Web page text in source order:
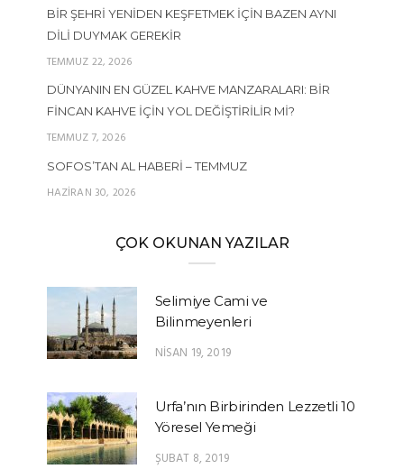
BIR ŞEHRI YENIDEN KEŞFETMEK İÇIN BAZEN AYNI
DILI DUYMAK GEREKIR
TEMMUZ 22, 2026
DÜNYANIN EN GÜZEL KAHVE MANZARALARI: BIR
FINCAN KAHVE İÇIN YOL DEĞIŞTIRILIR MI?
TEMMUZ 7, 2026
SOFOS’TAN AL HABERI – TEMMUZ
HAZIRAN 30, 2026
ÇOK OKUNAN YAZILAR
Selimiye Cami ve
Bilinmeyenleri
NISAN 19, 2019
Urfa’nın Birbirinden Lezzetli 10
Yöresel Yemeği
ŞUBAT 8, 2019